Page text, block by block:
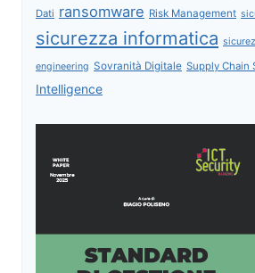
Dati ransomware Risk Management
sicurezza informatica
engineering Sovranità Digitale Supply Chain
Intelligence